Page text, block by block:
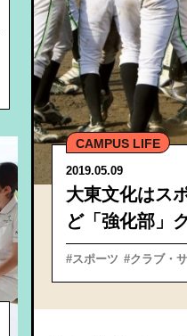
CAMPUS LIFE
2019.05.09
大東文化はス
ど「強化部」
#スポーツ #クラブ・
詳細へ